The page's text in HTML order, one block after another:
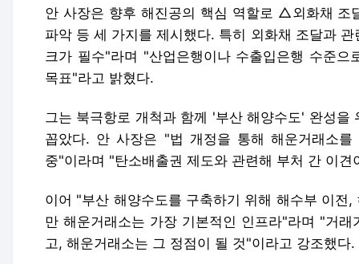
안 사장은 향후 해진공의 핵심 역할로 △외화채
파악 등 세 가지를 제시했다. 특히 외화채 조달과
크가 필수"라며 "산업은행이나 수출입은행 수준
목표"라고 밝혔다.
그는 북극항로 개척과 함께 '부산 해양수도' 완성을
꼽았다. 안 사장은 "법 개정을 통해 해운거래소
중"이라며 "탄소배출권 제도와 관련해 부처 간 이
이어 "부산 해양수도를 구축하기 위해 해수부 이전
만 해운거래소는 가장 기본적인 인프라"라며 "거
고, 해운거래소는 그 정점이 될 것"이라고 강조했다.